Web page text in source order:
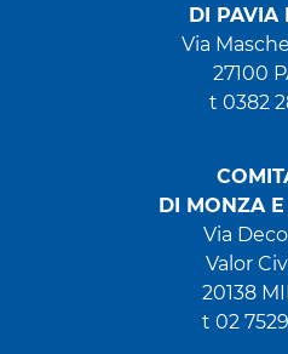
DI PAVIA
Via
27100
t 0382
DI MONZA
Via
Valor
20138
t 02 7529